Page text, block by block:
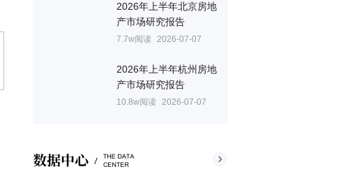
2026年上半年北京房地
产市场研究报告
7.7w阅读 2026-07-07
2026年上半年杭州房地
产市场研究报告
10.8w阅读 2026-07-07